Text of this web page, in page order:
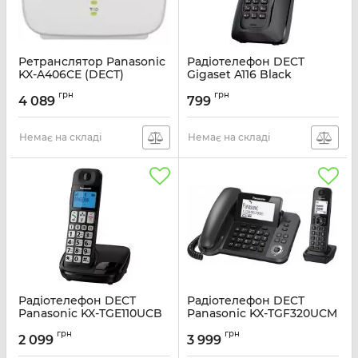
Ретранслятор Panasonic
KX-A406CE (DECT)
4 089 грн
Немає на складі
Радіотелефон DECT
Gigaset A116 Black
799 грн
Немає на складі
Радіотелефон DECT
Panasonic KX-TGE110UCB
Артикул: KX-TGE110UCB
2 099 грн
Радіотелефон DECT
Panasonic KX-TGF320UCM
Артикул:
3 999 грн